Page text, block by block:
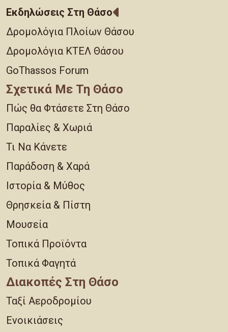
Εκδηλώσεις Στη Θάσο
Δρομολόγια Πλοίων Θάσου
Δρομολόγια ΚΤΕΛ Θάσου
GoThassos Forum
Σχετικά Με Τη Θάσο
Πώς θα Φτάσετε Στη Θάσο
Παραλίες & Χωριά
Τι Να Κάνετε
Παράδοση & Χαρά
Ιστορία & Μύθος
Θρησκεία & Πίστη
Μουσεία
Τοπικά Προϊόντα
Τοπικά Φαγητά
Διακοπές Στη Θάσο
Ταξί Αεροδρομίου
Ενοικιάσεις